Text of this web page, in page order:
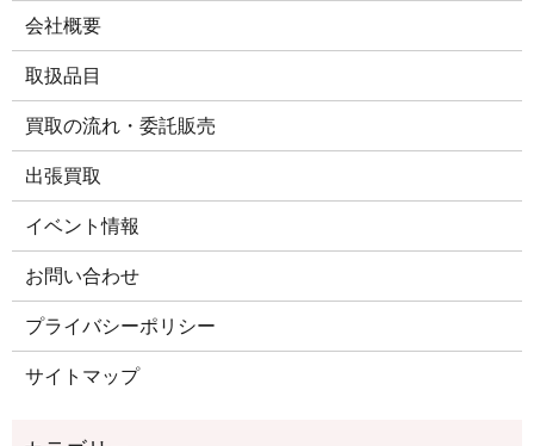
会社概要
取扱品目
買取の流れ・委託販売
出張買取
イベント情報
お問い合わせ
プライバシーポリシー
サイトマップ